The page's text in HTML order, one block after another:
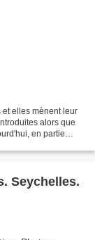
et elles mènent leur
alors que
en partie
Seychelles.